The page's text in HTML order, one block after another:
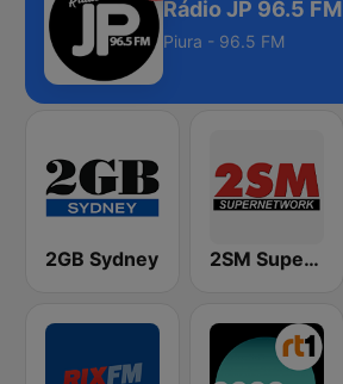
Rádio JP 96.5 FM
Piura - 96.5 FM
2GB Sydney 2SM Super Radio